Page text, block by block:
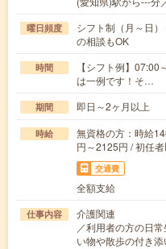
曜日頻度
シフト制（月～日
の相談もOK
時間
【シフト例】
は一例です！そ…
期間 即日～2ヶ月以上
時給
無資格の方：時給
円～2125円 / 初任
交通費
全額支給
仕事内容
介護関連
／利用者の方の日
い物や散歩の付き